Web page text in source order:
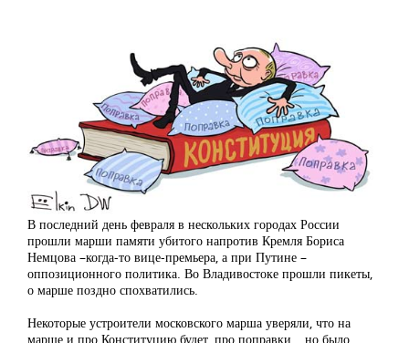
В последний день февраля в нескольких городах России
прошли марши памяти убитого напротив Кремля Бориса
Немцова –когда-то вице-премьера, а при Путине –
оппозиционного политика. Во Владивостоке прошли пикеты,
о марше поздно спохватились.
Некоторые устроители московского марша уверяли, что на
марше и про Конституцию будет, про поправки… но было